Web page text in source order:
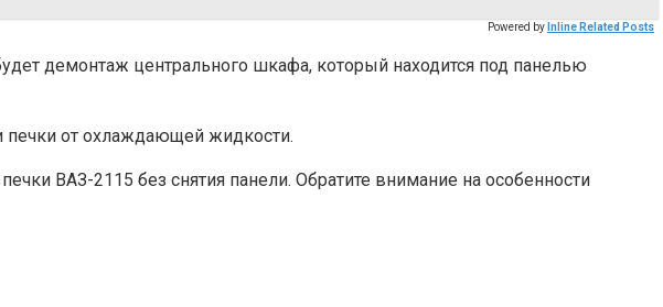
Powered by Inline Related Posts
демонтаж центрального шкафа, который находится под панелью
печки от охлаждающей жидкости.
ВАЗ-2115 без снятия панели. Обратите внимание на особенности